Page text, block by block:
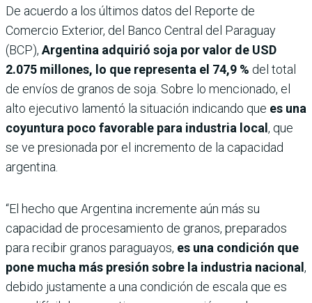
De acuerdo a los últimos datos del Reporte de
Comercio Exterior, del Banco Central del Paraguay
(BCP), Argentina adquirió soja por valor de USD
2.075 millones, lo que representa el 74,9 % del total
de envíos de granos de soja. Sobre lo mencionado, el
alto ejecutivo lamentó la situación indicando que es una
coyuntura poco favorable para industria local , que
se ve presionada por el incremento de la capacidad
argentina.
“El hecho que Argentina incremente aún más su
capacidad de procesamiento de granos, preparados
para recibir granos paraguayos, es una condición que
pone mucha más presión sobre la industria nacional ,
debido justamente a una condición de escala que es